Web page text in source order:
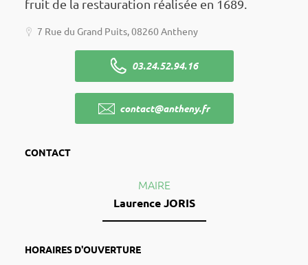
fruit de la restau­ra­tion réali­sée en 1689.
7 Rue du Grand Puits, 08260 Antheny
03.24.52.94.16
contact@antheny.fr
CONTACT
MAIRE
Laurence JORIS
HORAIRES D'OUVERTURE